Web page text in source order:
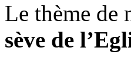
Le thème de
sève de